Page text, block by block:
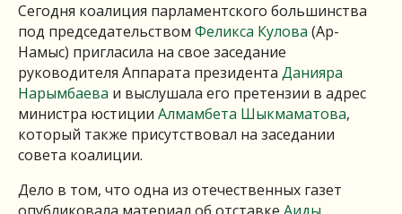
Сегодня коалиция парламентского большинства
под председательством Феликса Кулова (Ар-
Намыс) пригласила на свое заседание
руководителя Аппарата президента Данияра
Нарымбаева и выслушала его претензии в адрес
министра юстиции Алмамбета Шыкмаматова,
который также присутствовал на заседании
совета коалиции.
Дело в том, что одна из отечественных газет